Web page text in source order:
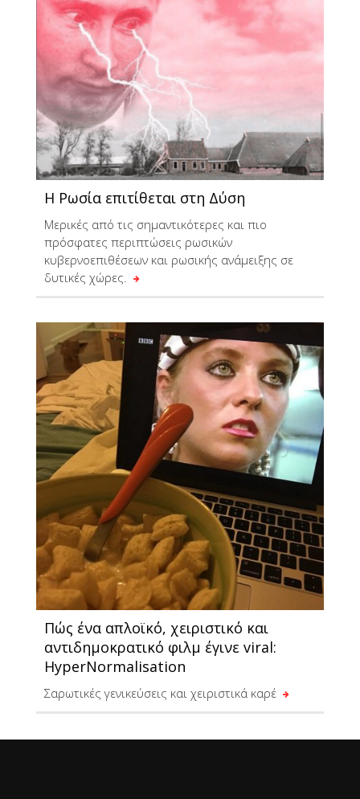
Η Ρωσία επιτίθεται στη Δύση
Μερικές από τις σημαντικότερες και πιο
πρόσφατες περιπτώσεις ρωσικών
κυβερνοεπιθέσεων και ρωσικής ανάμειξης σε
δυτικές χώρες.
Πώς ένα απλοϊκό, χειριστικό και
αντιδημοκρατικό φιλμ έγινε viral:
HyperNormalisation
Σαρωτικές γενικεύσεις και χειριστικά καρέ